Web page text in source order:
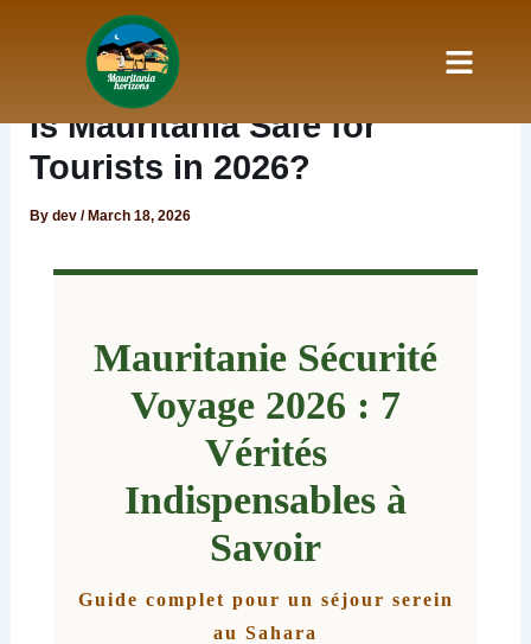
Is Mauritania Safe for
Tourists in 2026?
By dev / March 18, 2026
Mauritanie Sécurité
Voyage 2026 : 7
Vérités
Indispensables à
Savoir
Guide complet pour un séjour serein
au Sahara